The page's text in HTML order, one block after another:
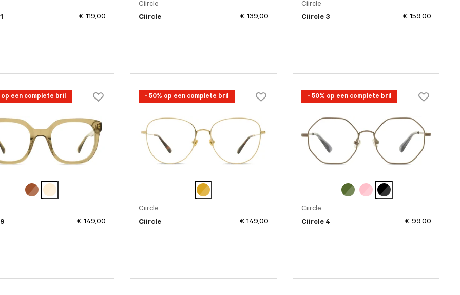
€ 119,00
Ciircle
Ciircle
€ 139,00
Ciircle
Ciircle 3
€ 159,00
op een complete bril
€ 149,00
- 50% op een complete bril
Ciircle
Ciircle
€ 149,00
- 50% op een complete bril
Ciircle
Ciircle 4
€ 99,00